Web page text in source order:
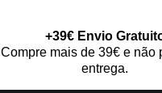
+39€ Envio
Compre mais de 39€ e não
entrega.